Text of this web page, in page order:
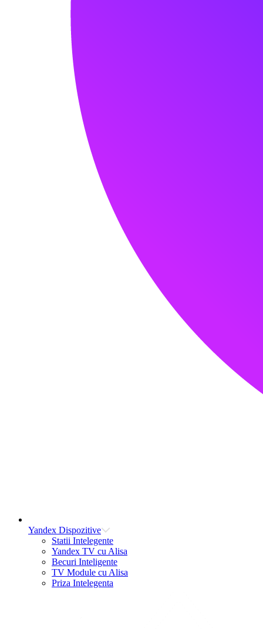
Yandex Dispozitive
Statii Intelegente
Yandex TV cu Alisa
Becuri Inteligente
TV Module cu Alisa
Priza Intelegenta